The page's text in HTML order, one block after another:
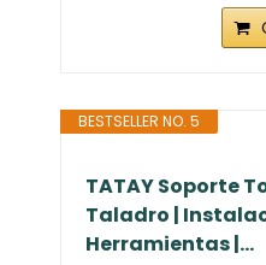
BESTSELLER NO. 5
TATAY Soporte
Taladro |
Herramientas |...